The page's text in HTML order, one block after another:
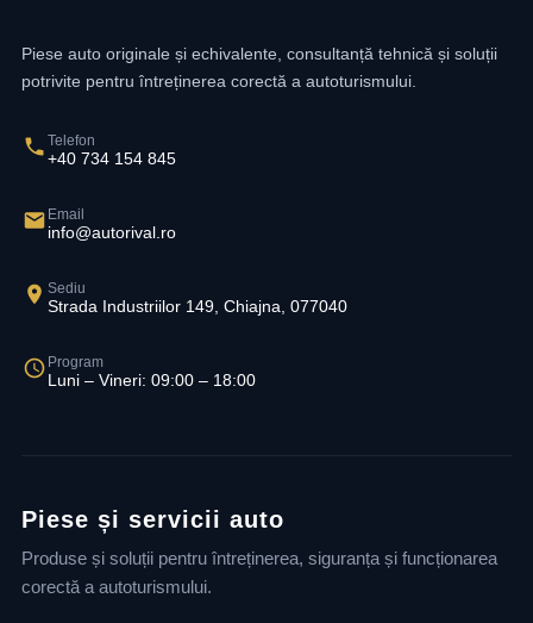
Piese auto originale și echivalente, consultanță tehnică și soluții
potrivite pentru întreținerea corectă a autoturismului.
Telefon
+40 734 154 845
Email
info@autorival.ro
Sediu
Strada Industriilor 149, Chiajna, 077040
Program
Luni – Vineri: 09:00 – 18:00
Piese și servicii auto
Produse și soluții pentru întreținerea, siguranța și funcționarea
corectă a autoturismului.